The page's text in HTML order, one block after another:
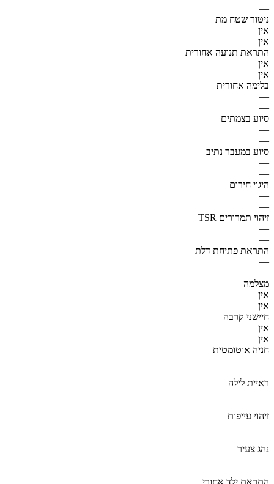
—
ניטור שטח מת
אין
אין
התראת תנועה אחורית
אין
אין
בלימה אחורית
—
—
סיוע בצמתים
—
—
סיוע במעבר נתיב
—
—
היגוי חירום
—
—
זיהוי תמרורים TSR
—
—
התראת פתיחת דלת
—
—
מצלמה
אין
אין
חיישני קרבה
אין
אין
חניה אוטומטית
—
—
ראיית לילה
—
—
זיהוי עייפות
—
—
נהג צעיר
—
—
התראת ילד אחורי